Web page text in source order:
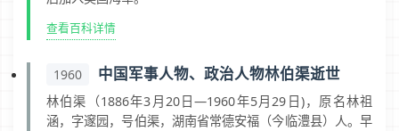
查看百科详情
1960 中国军事人物、政治人物林伯渠逝世
林伯渠（1886年3月20日—1960年5月29日)，原名林祖
涵，字邃园，号伯渠，湖南省常德安福（今临澧县）人。早